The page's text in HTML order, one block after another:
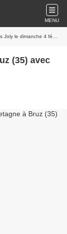
MENU
le dimanche 4 février
(35) avec